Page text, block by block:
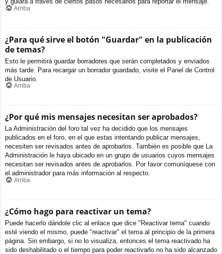
Arriba
¿Para qué sirve el botón "Guardar" en la publicación
de temas?
Esto le permitirá guardar borradores que serán completados y enviados
más tarde. Para recargar un borrador guardado, visite el Panel de Control
de Usuario.
Arriba
¿Por qué mis mensajes necesitan ser aprobados?
La Administración del foro tal vez ha decidido que los mensajes
publicados en el foro, en el que estas intentando publicar mensajes,
necesiten ser revisados antes de aprobarlos. También es posible que La
Administración le haya ubicado en un grupo de usuarios cuyos mensajes
necesitan ser revisados antes de aprobarlos. Por favor comuníquese con
el administrador para más información al respecto.
Arriba
¿Cómo hago para reactivar un tema?
Puede hacerlo dándole clic al enlace que dice "Reactivar tema" cuando
esté viendo el mismo, puede "reactivar" el tema al principio de la primera
página. Sin embargo, si no lo visualiza, entonces el tema reactivado ha
sido deshabilitado o el tiempo para poder reactivarlo no ha sido alcanzado